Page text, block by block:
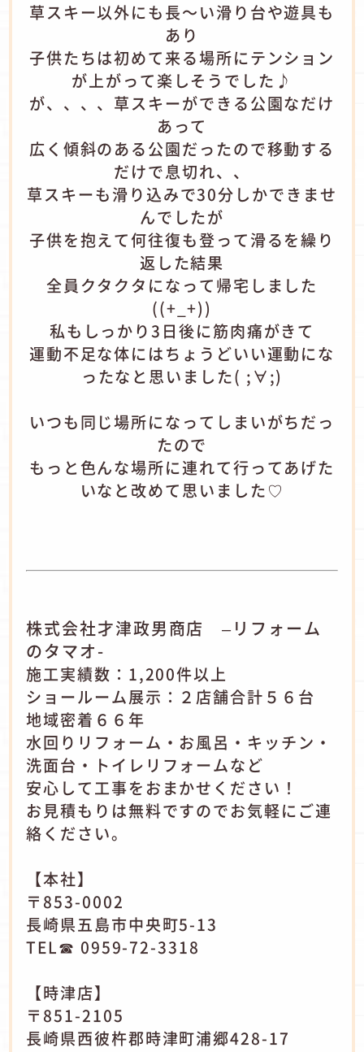
草スキー以外にも長～い滑り台や遊具も
あり
子供たちは初めて来る場所にテンション
が上がって楽しそうでした♪
が、、、、草スキーができる公園なだけ
あって
広く傾斜のある公園だったので移動する
だけで息切れ、、
草スキーも滑り込みで30分しかできませ
んでしたが
子供を抱えて何往復も登って滑るを繰り
返した結果
全員クタクタになって帰宅しました
((+_+))
私もしっかり3日後に筋肉痛がきて
運動不足な体にはちょうどいい運動にな
ったなと思いました( ;∀;)
いつも同じ場所になってしまいがちだっ
たので
もっと色んな場所に連れて行ってあげた
いなと改めて思いました♡
株式会社才津政男商店 –リフォーム
のタマオ-
施工実績数：1,200件以上
ショールーム展示：２店舗合計５６台
地域密着６６年
水回りリフォーム・お風呂・キッチン・
洗面台・トイレリフォームなど
安心して工事をおまかせください！
お見積もりは無料ですのでお気軽にご連
絡ください。
【本社】
〒853-0002
長崎県五島市中央町5-13
TEL☎ 0959-72-3318
【時津店】
〒851-2105
長崎県西彼杵郡時津町浦郷428-17